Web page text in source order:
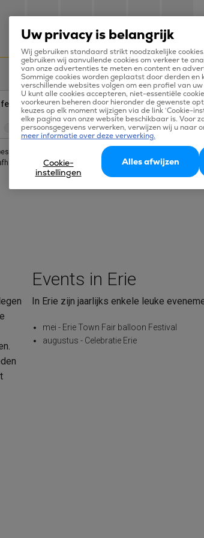
feb. mrt. apr. mei jun. jul.
excl. €29,90 boekingskosten. De weergegeven
van de beschikbaarheid van het tarief. Bij het
Events in Erie
In Erie zijn jaarlijks enkele leuke
mei - Erie Town Fair balloon Festival
augustus - Celebratie Erie
Uw privacy is belangrijk
Wij gebruiken standaard strikt noodzakelijke
gebruiken wij aanvullende cookies om verkeer te
van onze advertenties te meten en content en
Sommige cookies worden geplaatst door derden en
verschillende websites volgen om een profiel van
U kunt alle cookies accepteren, niet-essentiële
voorkeuren beheren door hieronder de gewenste
keuzes op elk moment wijzigen via de link ‘Cookie-
elke pagina van onze website beschikbaar is. Voor
persoonsgegevens verwerken, verwijzen wij u naar
meer informatie over deze verwerking.
Cookie-
instellingen
Alles afwijzen